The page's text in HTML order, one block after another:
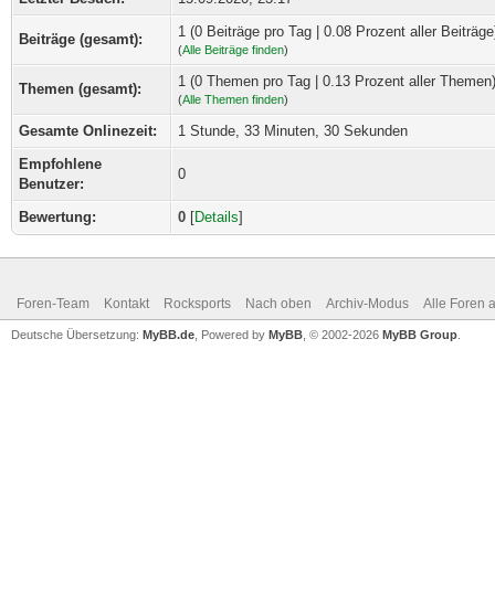
Beiträge (gesamt): 1 (0 Beiträge pro Tag | 0.08 Prozent aller
(Alle Beiträge finden)
Themen (gesamt): 1 (0 Themen pro Tag | 0.13 Prozent aller Themen)
(Alle Themen finden)
Gesamte Onlinezeit:
1 Stunde, 33 Minuten, 30 Sekunden
Empfohlene
Benutzer:
0
Bewertung: 0 [Details]
Foren-Team Kontakt Rocksports Nach oben Archiv-Modus Alle Foren
Deutsche Übersetzung: MyBB.de , Powered by MyBB , © 2002-2026 MyBB Group